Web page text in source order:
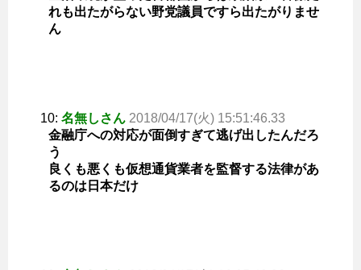
れも出たがらない野党議員ですら出たがりませ
ん
10: 名無しさん 2018/04/17(火) 15:51:46.33
金融庁への対応が面倒すぎて逃げ出したんだろ
う
良くも悪くも仮想通貨業者を監督する法律があ
るのは日本だけ